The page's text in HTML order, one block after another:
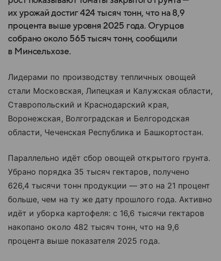
их урожай достиг 424 тысяч тонн, что на 8,9
процента выше уровня 2025 года. Огурцов
собрано около 565 тысяч тонн, сообщили
в Минсельхозе.
Лидерами по производству тепличных овощей
стали Московская, Липецкая и Калужская области,
Ставропольский и Краснодарский края,
Воронежская, Волгоградская и Белгородская
области, Чеченская Республика и Башкортостан.
Параллельно идёт сбор овощей открытого грунта.
Убрано порядка 35 тысяч гектаров, получено
626,4 тысячи тонн продукции — это на 21 процент
больше, чем на ту же дату прошлого года. Активно
идёт и уборка картофеля: с 16,6 тысячи гектаров
накопано около 482 тысяч тонн, что на 9,6
процента выше показателя 2025 года.